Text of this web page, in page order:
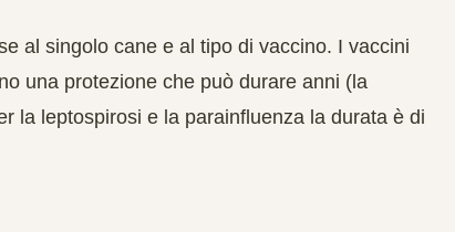
al singolo cane e al tipo di vaccino. I vaccini
una protezione che può durare anni (la
la leptospirosi e la parainfluenza la durata è di